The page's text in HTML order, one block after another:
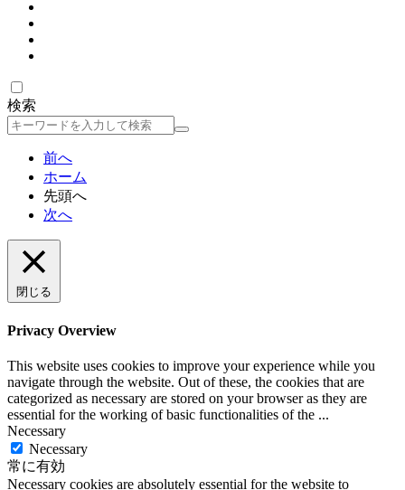
検索
検
前へ
ホーム
先頭へ
次へ
閉じる
Privacy Overview
This website uses cookies to improve your experience while you
navigate through the website. Out of these, the cookies that are
categorized as necessary are stored on your browser as they are
essential for the working of basic functionalities of the ...
Necessary
Necessary
常に有効
Necessary cookies are absolutely essential for the website to